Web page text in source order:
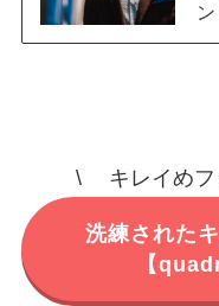
\ キレイめフ
洗練された
【